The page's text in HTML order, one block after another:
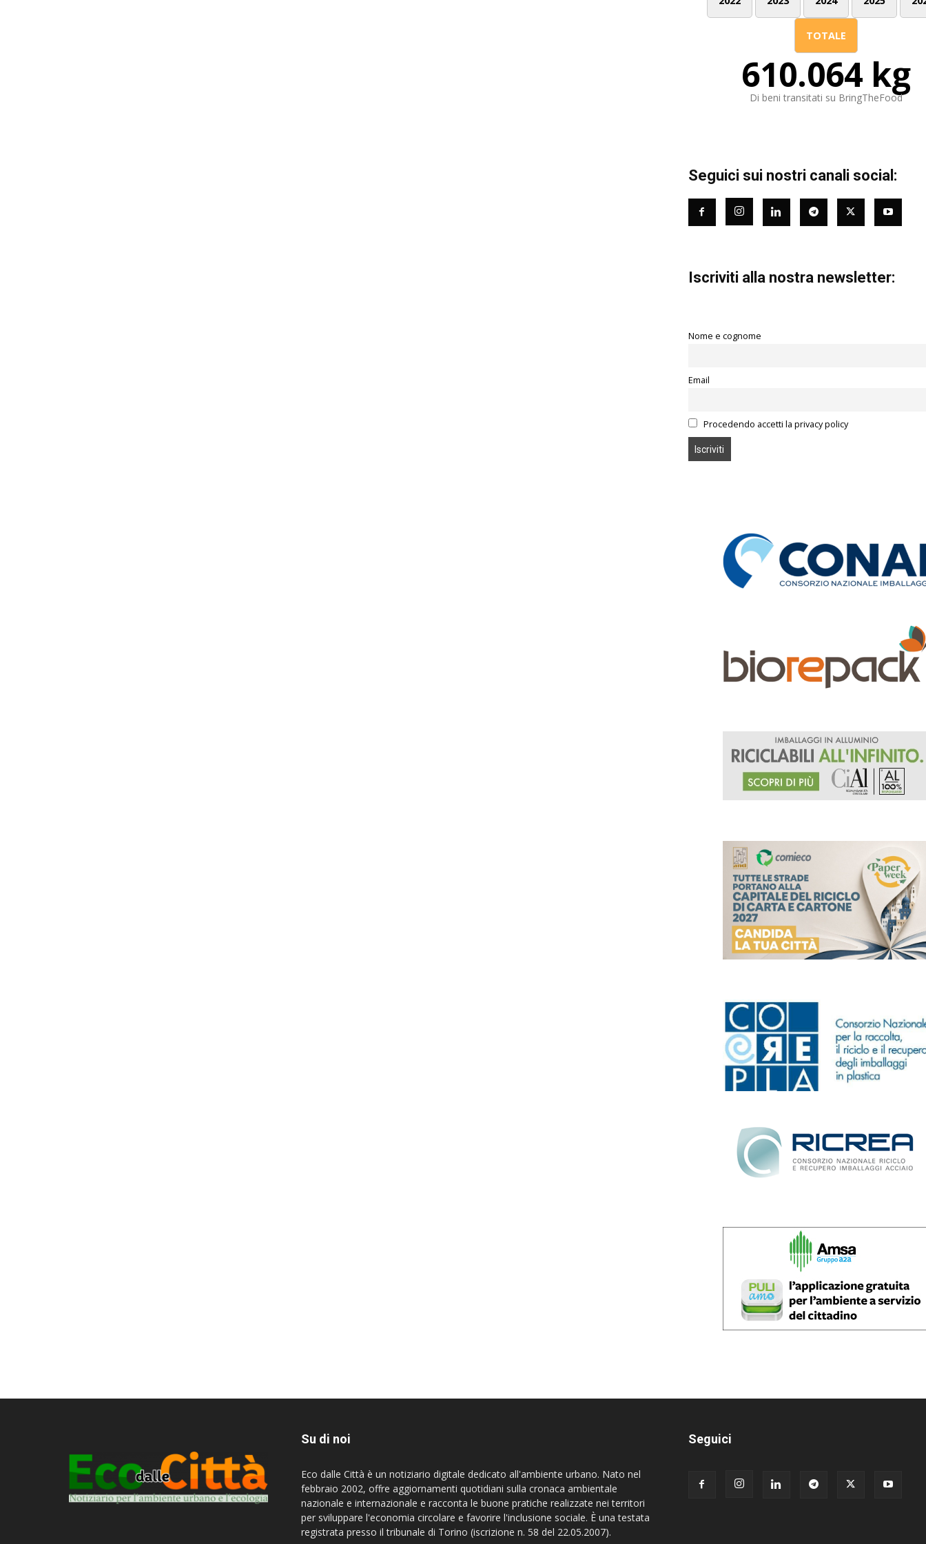
TOTALE
610.064 kg
Di beni transitati su BringTheFood
Seguici sui nostri canali social:
Iscriviti alla nostra newsletter:
Nome e cognome
Email
Procedendo accetti la privacy policy
Su di noi
Eco dalle Città è un notiziario digitale dedicato all'ambiente urbano. Nato nel
febbraio 2002, offre aggiornamenti quotidiani sulla cronaca ambientale
nazionale e internazionale e racconta le buone pratiche realizzate nei territori
per sviluppare l'economia circolare e favorire l'inclusione sociale. È una testata
registrata presso il tribunale di Torino (iscrizione n. 58 del 22.05.2007).
Seguici